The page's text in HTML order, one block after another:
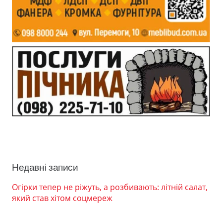
Недавні записи
Огірки тепер не ріжуть, а розбивають: літній салат,
який став хітом соцмереж